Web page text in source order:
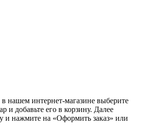
нашем интернет-магазине выберите
и добавьте его в корзину. Далее
и нажмите на «Оформить заказ» или